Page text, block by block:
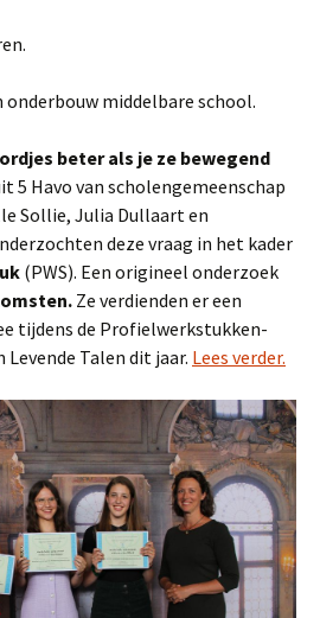
onderbouw middelbare school.
beter als je ze bewegend
5 Havo van scholengemeenschap
Sollie, Julia Dullaart en
deze vraag in het kader
(PWS). Een origineel onderzoek
Ze verdienden er een
tijdens de Profielwerkstukken-
Levende Talen dit jaar. Lees verder.